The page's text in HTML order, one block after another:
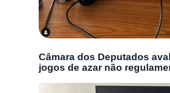
Câmara dos Deputados
jogos de azar não